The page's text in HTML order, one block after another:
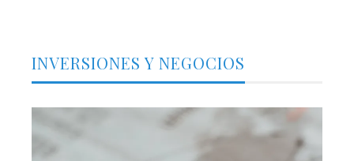
INVERSIONES Y NEGOCIOS